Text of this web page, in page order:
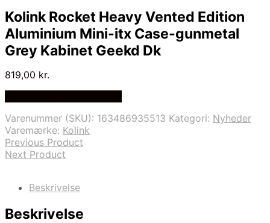
Kolink Rocket Heavy Vented Edition
Aluminium Mini-itx Case-gunmetal
Grey Kabinet Geekd Dk
819,00 kr.
Varenummer (SKU): 163486935513 Kategori: Nyheder
Varemærke: Kolink
Previous Product
Next Product
Beskrivelse
Beskrivelse